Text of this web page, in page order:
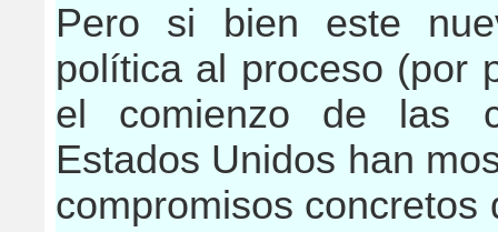
Pero si bien este
política al proceso (por
el comienzo de las
Estados Unidos han
compromisos concretos